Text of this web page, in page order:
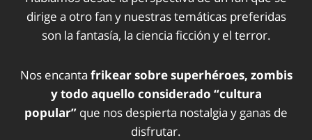
dirige a otro fan y nuestras temáticas preferidas
son la fantasía, la ciencia ficción y el terror.
Nos encanta frikear sobre superhéroes, zombis
y todo aquello considerado “cultura
popular” que nos despierta nostalgia y ganas de
disfrutar.